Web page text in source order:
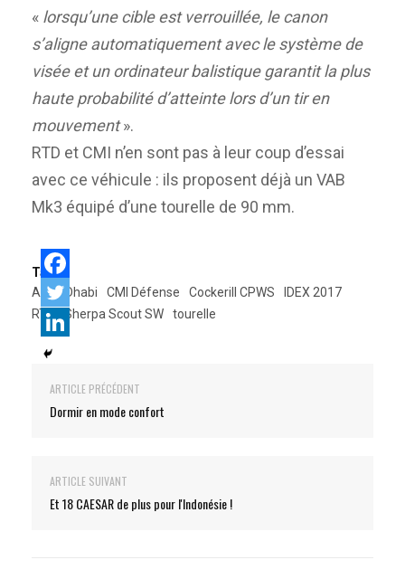
« lorsqu’une cible est verrouillée, le canon
s’aligne automatiquement avec le système de
visée et un ordinateur balistique garantit la plus
haute probabilité d’atteinte lors d’un tir en
mouvement».
RTD et CMI n’en sont pas à leur coup d’essai
avec ce véhicule : ils proposent déjà un VAB
Mk3 équipé d’une tourelle de 90 mm.
Tags:
Abou Dhabi
CMI Défense Cockerill CPWS
IDEX 2017
RTD
Sherpa Scout SW tourelle
ARTICLE PRÉCÉDENT
Dormir en mode confort
ARTICLE SUIVANT
Et 18 CAESAR de plus pour l'Indonésie !